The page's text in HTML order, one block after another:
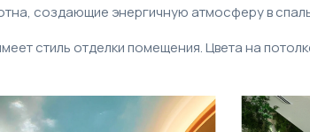
создающие энергичную атмосферу в
стиль отделки помещения. Цвета на